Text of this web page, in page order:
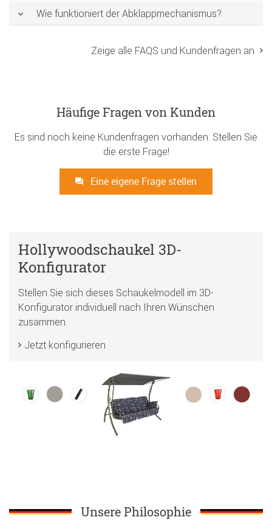
Wie funktioniert der Abklappmechanismus?
Zeige alle FAQS und Kundenfragen an
Häufige Fragen von Kunden
Es sind noch keine Kundenfragen vorhanden. Stellen Sie
die erste Frage!
Eine eigene Frage stellen
Hollywoodschaukel 3D-
Konfigurator
Stellen Sie sich dieses Schaukelmodell im 3D-
Konfigurator individuell nach Ihren Wünschen
zusammen.
Jetzt konfigurieren
Unsere Philosophie